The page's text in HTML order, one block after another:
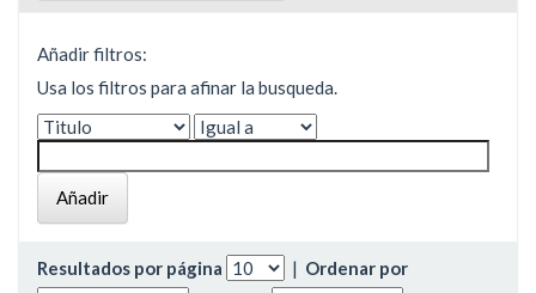
Añadir filtros:
Usa los filtros para afinar la busqueda.
Resultados por página | Ordenar por